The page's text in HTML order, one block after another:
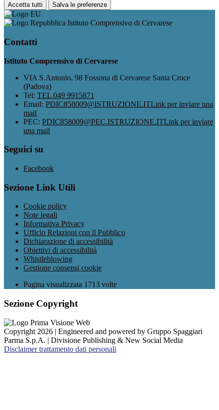
Accetta tutti Salva le preferenze
Istituto Comprensivo di Cervarese
Contatti
Istituto Comprensivo di Cervarese
VIA S.Antonio, 98 Fossona di Cervarese Santa Croce
(Padova)
Tel: TEL 049 9915871
Email: PDIC858009@ISTRUZIONE.ITLink per inviare una
mail
PEC: PDIC858009@PEC.ISTRUZIONE.ITLink per inviare
una mail
Seguici su
Facebook
Sezione Link Utili
Cookie policy
Note legali
Informativa Privacy
Ufficio Relazioni con il Pubblico
Dichiarazione di accessibilità
Obiettivi di accessibilità
Whistleblowing
Gestione consensi cookie
Pagina visualizzata 1713 volte
Sezione Copyright
Copyright 2026 | Engineered and powered by Gruppo Spaggiari
Parma S.p.A. | Divisione Publishing & New Social Media
Disclaimer trattamento dati personali